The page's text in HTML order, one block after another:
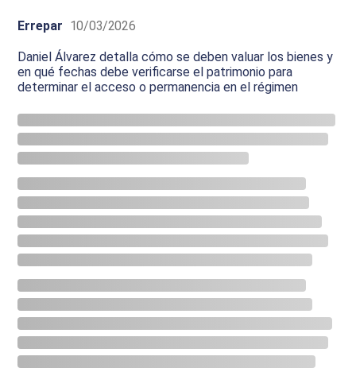
Errepar 10/03/2026
Daniel Álvarez detalla cómo se deben valuar los bienes y
en qué fechas debe verificarse el patrimonio para
determinar el acceso o permanencia en el régimen